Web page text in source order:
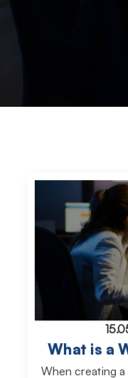
What is a
When creating